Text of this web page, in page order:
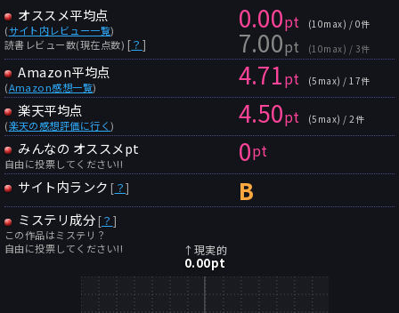
オススメ平均点
(サイト内レビュー一覧)
読書レビュー数(現在点数) [？ ]
0.00pt (10max) / 0件
7.00pt (10max) / 3件
Amazon平均点
(Amazon感想一覧) 4.71pt (5max) / 17件
楽天平均点
(楽天の感想評価に行く) 4.50pt (5max) / 2件
みんなの オススメpt
自由に投票してください!! 0pt
サイト内ランク [ ？] B
ミステリ成分 [？ ]
この作品はミステリ？
自由に投票してください!!
↑現実的
0.00pt